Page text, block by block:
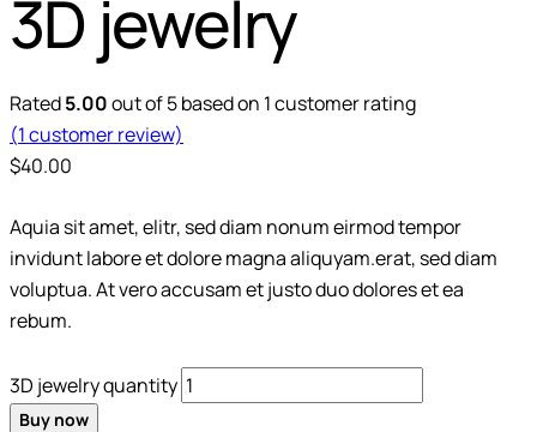
3D jewelry
Rated5.00out of 5 based on 1customer rating
(1customer review)
$40.00
Aquia sit amet, elitr, sed diam nonum eirmod tempor
invidunt labore et dolore magna aliquyam.erat, sed diam
voluptua. At vero accusam et justo duo dolores et ea
rebum.
3D jewelry quantity
Buy now